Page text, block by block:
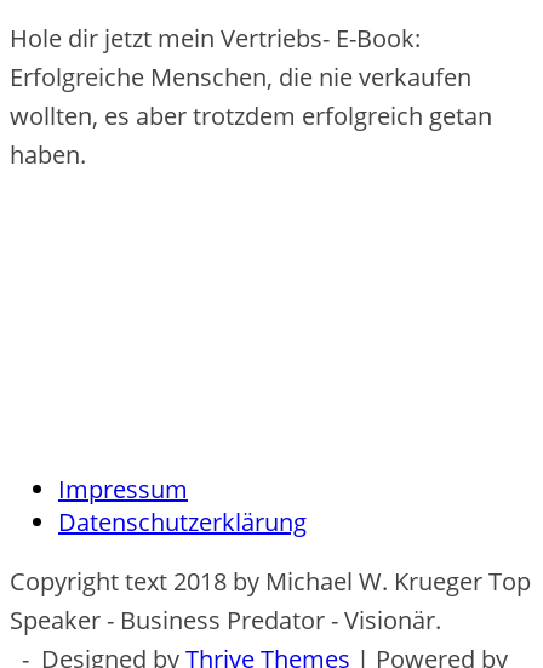
Hole dir jetzt mein Vertriebs- E-Book:
Erfolgreiche Menschen, die nie verkaufen
wollten, es aber trotzdem erfolgreich getan
haben.
Impressum
Datenschutzerklärung
Copyright text 2018 by Michael W. Krueger Top
Speaker - Business Predator - Visionär.
- Designed byThrive Themes | Powered by